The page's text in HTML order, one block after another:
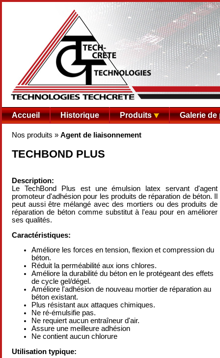
Accueil Historique Produits Galerie
Nos produits » Agent de liaisonnement
TECHBOND PLUS
Description:
Le TechBond Plus est une émulsion latex servant d'agent
promoteur d'adhésion pour les produits de réparation de béton. Il
peut aussi être mélangé avec des mortiers ou des produits de
réparation de béton comme substitut à l'eau pour en améliorer
ses qualités.
Caractéristiques:
Améliore les forces en tension, flexion et compression du
béton.
Réduit la perméabilité aux ions chlores.
Améliore la durabilité du béton en le protégeant des effets
de cycle gel/dégel.
Améliore l'adhésion de nouveau mortier de réparation au
béton existant.
Plus résistant aux attaques chimiques.
Ne ré-émulsifie pas.
Ne requiert aucun entraîneur d'air.
Assure une meilleure adhésion
Ne contient aucun chlorure
Utilisation typique: